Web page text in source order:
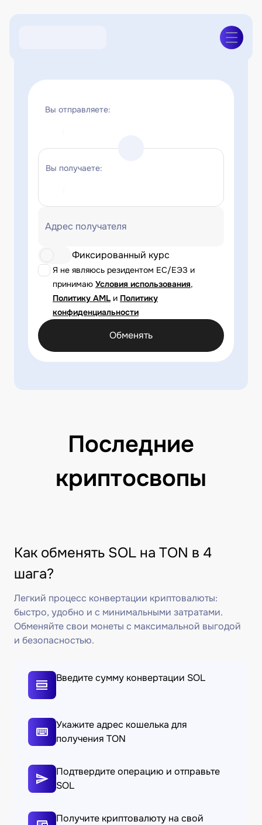
Вы отправляете:
Вы получаете:
Адрес получателя
Я не являюсь резидентом ЕС/ЕЭЗ и
принимаю Условия использования,
Политику AML и Политику
конфиденциальности
Фиксированный курс
Обменять
Последние
криптосвопы
Как обменять SOL на TON в 4
шага?
Легкий процесс конвертации криптовалюты:
быстро, удобно и с минимальными затратами.
Обменяйте свои монеты с максимальной выгодой
и безопасностью.
Введите сумму конвертации SOL
Укажите адрес кошелька для
получения TON
Подтвердите операцию и отправьте
SOL
Получите криптовалюту на свой